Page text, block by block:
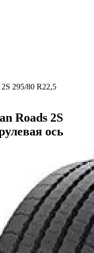
295/80 R22,5
Roads 2S
ось